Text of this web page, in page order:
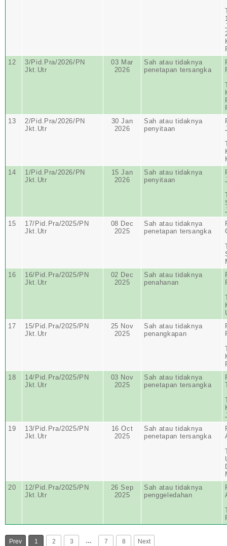
12
3/Pid.Pra/2026/PN
Jkt.Utr
03 Mar
2026
Sah atau tidaknya
penetapan tersangka
13
2/Pid.Pra/2026/PN
Jkt.Utr
30 Jan
2026
Sah atau tidaknya
penyitaan
14
1/Pid.Pra/2026/PN
Jkt.Utr
15 Jan
2026
Sah atau tidaknya
penyitaan
15
17/Pid.Pra/2025/PN
Jkt.Utr
08 Dec
2025
Sah atau tidaknya
penetapan tersangka
16
16/Pid.Pra/2025/PN
Jkt.Utr
02 Dec
2025
Sah atau tidaknya
penahanan
17
15/Pid.Pra/2025/PN
Jkt.Utr
25 Nov
2025
Sah atau tidaknya
penangkapan
18
14/Pid.Pra/2025/PN
Jkt.Utr
03 Nov
2025
Sah atau tidaknya
penetapan tersangka
19
13/Pid.Pra/2025/PN
Jkt.Utr
16 Oct
2025
Sah atau tidaknya
penetapan tersangka
20
12/Pid.Pra/2025/PN
Jkt.Utr
26 Sep
2025
Sah atau tidaknya
penggeledahan
Prev 1 2 3 … 7 8 Next